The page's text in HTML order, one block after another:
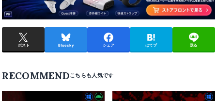
ポスト Bluesky シェア はてブ 送る
RECOMMEND